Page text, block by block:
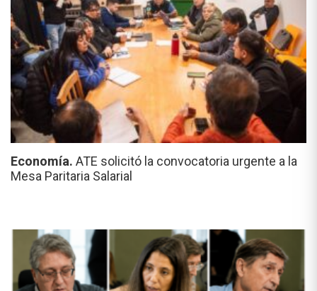
Economía. ATE solicitó la convocatoria urgente a la
Mesa Paritaria Salarial